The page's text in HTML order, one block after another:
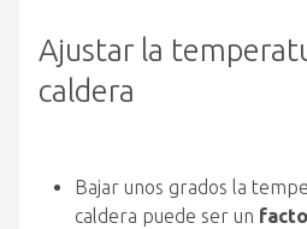
Ajustar la
caldera
Bajar unos grados la
caldera puede ser un